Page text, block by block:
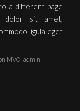
a different page
dolor sit amet,
ligula eget
MVO_admin